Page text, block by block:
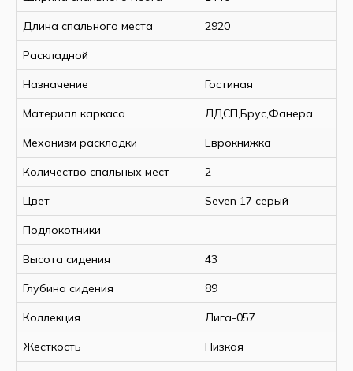
Длина спального места 2920
Раскладной
Назначение Гостиная
Материал каркаса ЛДСП,Брус,Фанера
Механизм раскладки Еврокнижка
Количество спальных мест 2
Цвет Seven 17 серый
Подлокотники
Высота сидения 43
Глубина сидения 89
Коллекция Лига-057
Жесткость Низкая